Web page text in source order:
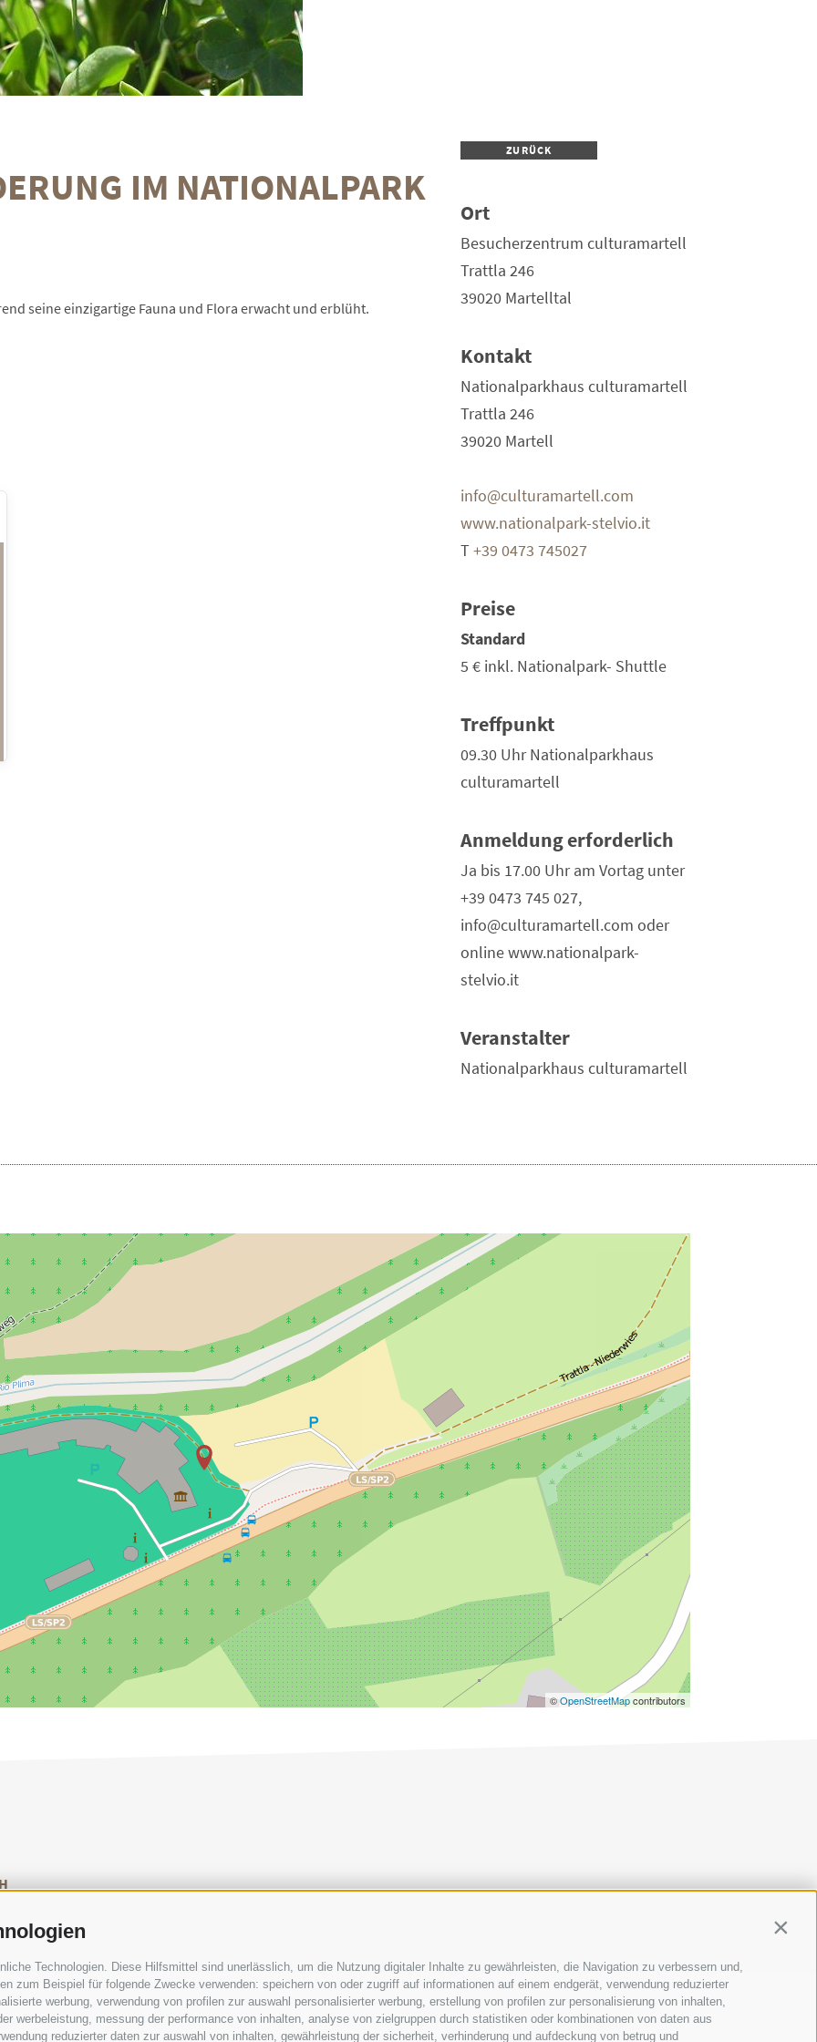
Technologien. Diese Hilfsmittel sind unerlässlich, um die Nutzung digitaler Inhalte zu gewährleisten, die Navigation zu verbessern und,
zum Beispiel für folgende Zwecke verwenden: speichern von oder zugriff auf informationen auf einem endgerät, verwendung reduzierter
werbung, verwendung von profilen zur auswahl personalisierter werbung, erstellung von profilen zur personalisierung von inhalten,
werbeleistung, messung der performance von inhalten, analyse von zielgruppen durch statistiken oder kombinationen von daten aus
reduzierter daten zur auswahl von inhalten, gewährleistung der sicherheit, verhinderung und aufdeckung von betrug und
IM NATIONALPARK
seine einzigartige Fauna und Flora erwacht und erblüht.
ZURÜCK
Ort
Besucherzentrum culturamartell
Trattla 246
39020 Martelltal
Kontakt
Nationalparkhaus culturamartell
Trattla 246
39020 Martell
info@culturamartell.com
www.nationalpark-stelvio.it
T+39 0473 745027
Preise
Standard
5 € inkl. Nationalpark- Shuttle
Treffpunkt
09.30 Uhr Nationalparkhaus
culturamartell
Anmeldung erforderlich
Ja bis 17.00 Uhr am Vortag unter
+39 0473 745 027,
info@culturamartell.com oder
online www.nationalpark-
stelvio.it
Veranstalter
Nationalparkhaus culturamartell
©OpenStreetMapcontributors